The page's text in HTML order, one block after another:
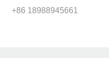
+86 18988945661